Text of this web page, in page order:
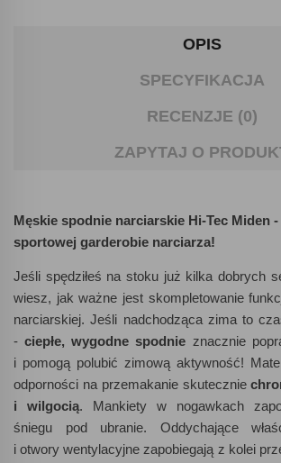
OPIS
SPECYFIKACJA
RECENZJE (0)
ZAPYTAJ O
Męskie spodnie narciarskie Hi-Tec Miden
sportowej garderobie narciarza!
Jeśli spędziłeś na stoku już kilka dobrych
wiesz, jak ważne jest skompletowanie
narciarskiej. Jeśli nadchodząca zima to
-ciepłe, wygodne spodnie znacznie
i pomogą polubić zimową aktywność!
odporności na przemakanie skuteczniech
i wilgocią. Mankiety w nogawkach
śniegu pod ubranie. Oddychające
i otwory wentylacyjne zapobiegają z kolei